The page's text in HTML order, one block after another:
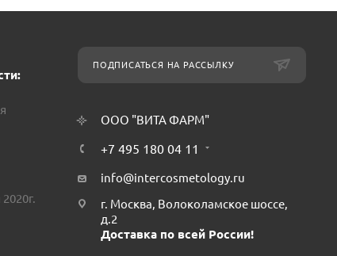
ПОДПИСАТЬСЯ НА РАССЫЛКУ
ООО "ВИТА ФАРМ"
+7 495 180 04 11
info@intercosmetology.ru
г. Москва, Волоколамское шоссе,
д.2
Доставка по всей России!